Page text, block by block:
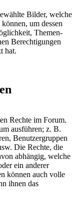
Bilder, welche
um dessen
Themen-
Berechtigungen
hat.
Rechte im Forum.
ausführen; z. B.
Benutzergruppen
Die Rechte, die
abhängig, welche
ein anderer
können auch volle
ihnen das